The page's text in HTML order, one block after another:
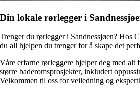
Din lokale rørlegger i
Trenger du rørlegger i Sandnessjøen? Hos
du all hjelpen du trenger for å skape det
Våre erfarne rørleggere hjelper deg med alt
større baderomsprosjekter, inkludert
Velkommen til oss for veiledning og